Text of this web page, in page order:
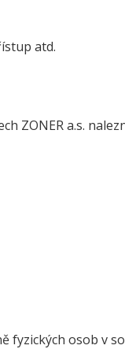
atd.
ZONER a.s.
fyzických osob